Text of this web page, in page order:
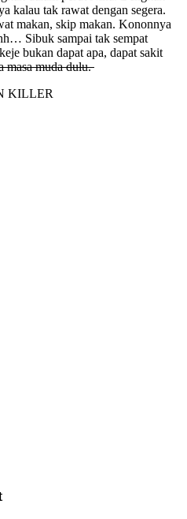
kalau tak rawat dengan segera.
makan, skip makan. Kononnya
Sibuk sampai tak sempat
bukan dapat apa, dapat sakit
masa muda dulu.